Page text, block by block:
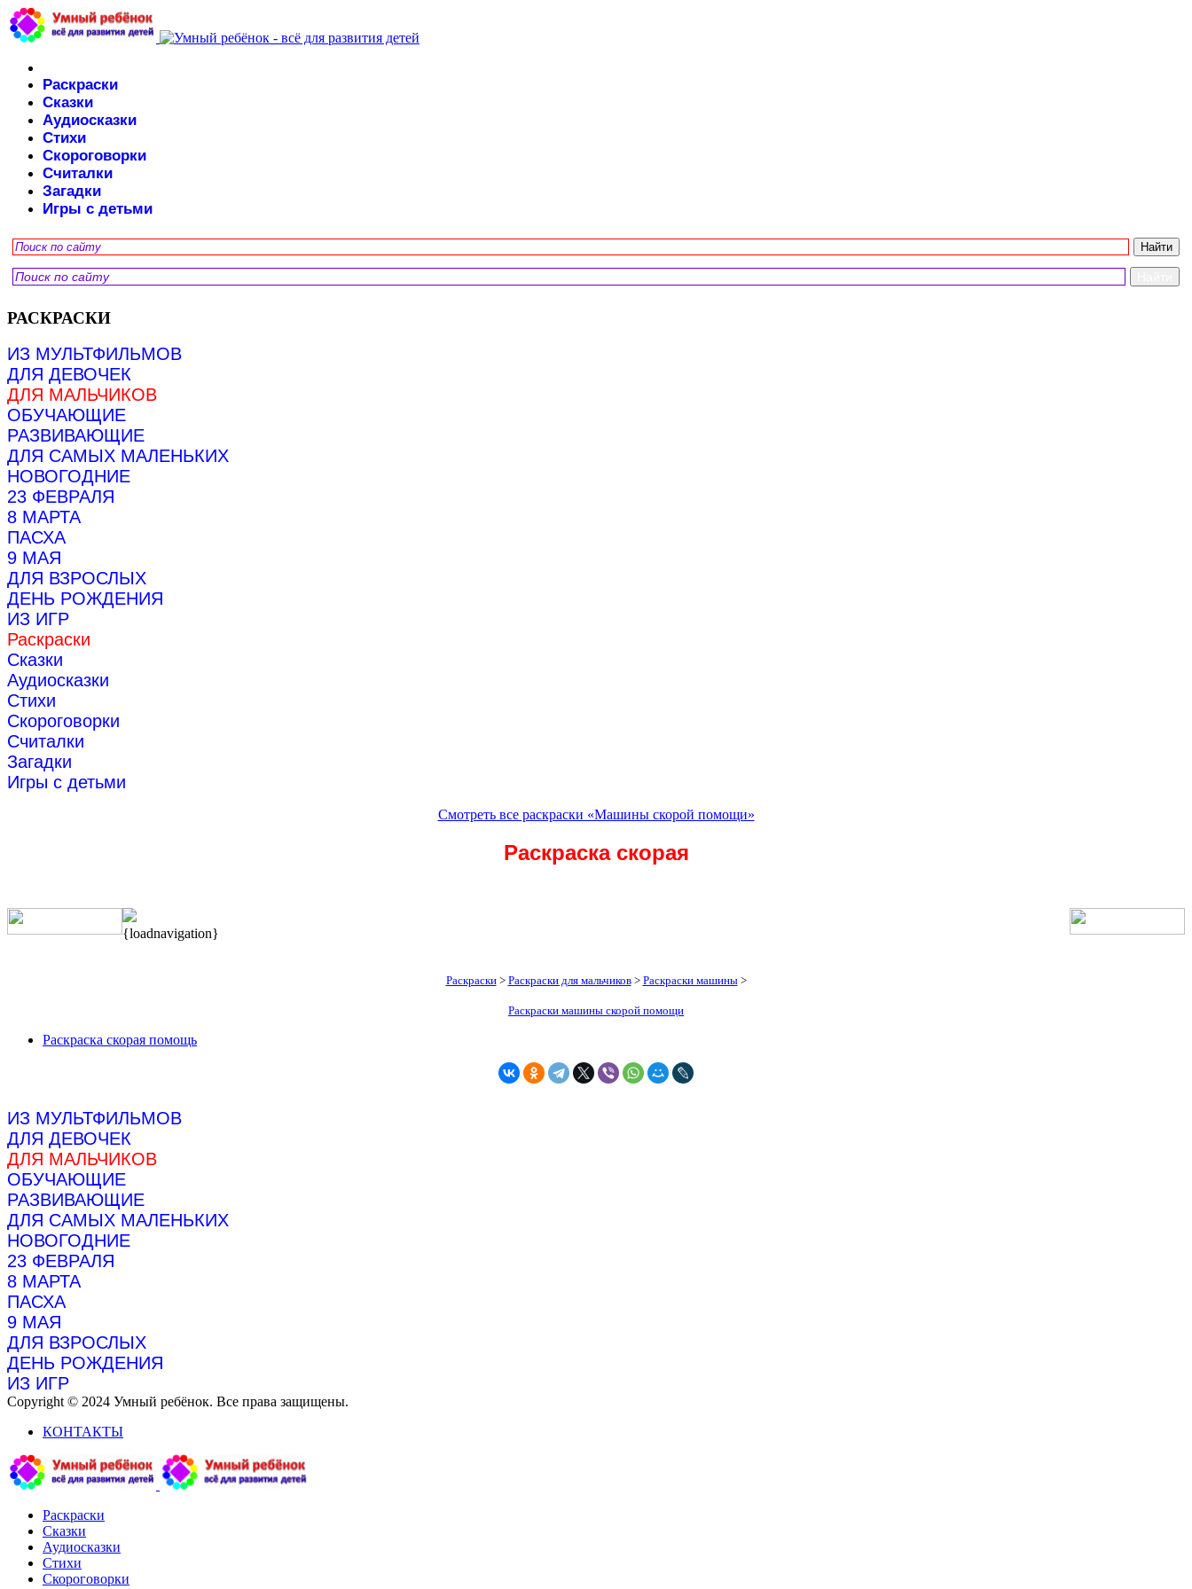
Раскраски
Сказки
Аудиосказки
Стихи
Скороговорки
Считалки
Загадки
Игры с детьми
РАСКРАСКИ
ИЗ МУЛЬТФИЛЬМОВ
ДЛЯ ДЕВОЧЕК
ДЛЯ МАЛЬЧИКОВ
ОБУЧАЮЩИЕ
РАЗВИВАЮЩИЕ
ДЛЯ САМЫХ МАЛЕНЬКИХ
НОВОГОДНИЕ
23 ФЕВРАЛЯ
8 МАРТА
ПАСХА
9 МАЯ
ДЛЯ ВЗРОСЛЫХ
ДЕНЬ РОЖДЕНИЯ
ИЗ ИГР
Раскраски
Сказки
Аудиосказки
Стихи
Скороговорки
Считалки
Загадки
Игры с детьми
Смотреть все раскраски «Машины скорой помощи»
Раскраска скорая
{loadnavigation}
Раскраски> Раскраски для мальчиков> Раскраски машины>
Раскраски машины скорой помощи
Раскраска скорая помощь
ИЗ МУЛЬТФИЛЬМОВ
ДЛЯ ДЕВОЧЕК
ДЛЯ МАЛЬЧИКОВ
ОБУЧАЮЩИЕ
РАЗВИВАЮЩИЕ
ДЛЯ САМЫХ МАЛЕНЬКИХ
НОВОГОДНИЕ
23 ФЕВРАЛЯ
8 МАРТА
ПАСХА
9 МАЯ
ДЛЯ ВЗРОСЛЫХ
ДЕНЬ РОЖДЕНИЯ
ИЗ ИГР
Copyright © 2024 Умный ребёнок. Все права защищены.
КОНТАКТЫ
Раскраски
Сказки
Аудиосказки
Стихи
Скороговорки